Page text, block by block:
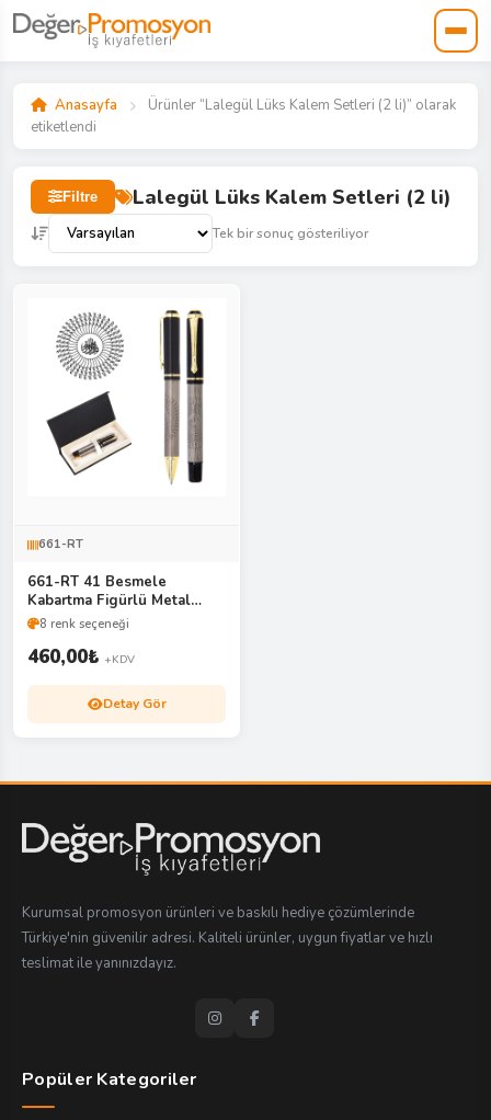
Anasayfa
Ürünler “Lalegül Lüks Kalem Setleri (2 li)” olarak
etiketlendi
Filtre Lalegül Lüks Kalem Setleri (2 li)
Tek bir sonuç gösteriliyor
661-RT
661-RT 41 Besmele
Kabartma Figürlü Metal
Roller & Tükenmez Kalem
8 renk seçeneği
460,00₺ +KDV
Detay Gör
Kurumsal promosyon ürünleri ve baskılı hediye çözümlerinde
Türkiye'nin güvenilir adresi. Kaliteli ürünler, uygun fiyatlar ve hızlı
teslimat ile yanınızdayız.
Popüler Kategoriler